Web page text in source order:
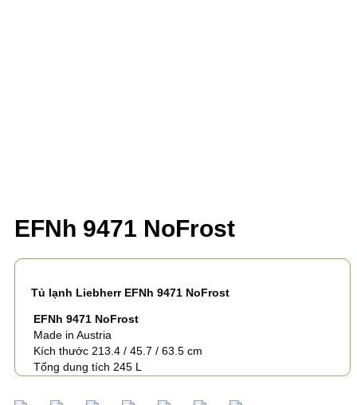
EFNh 9471 NoFrost
Tủ lạnh Liebherr EFNh 9471 NoFrost
EFNh 9471 NoFrost
Made in Austria
Kích thước 213.4 / 45.7 / 63.5 cm
Tổng dung tích 245 L